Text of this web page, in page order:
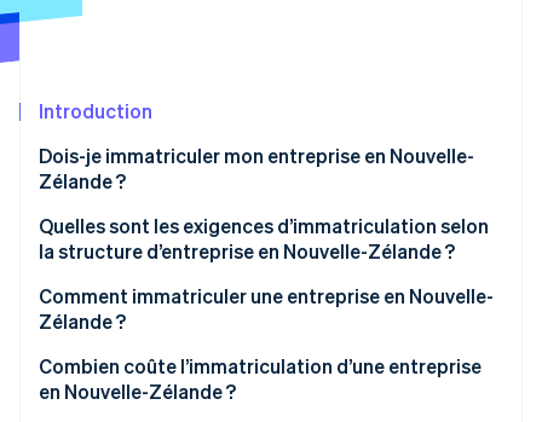
Découvrez les prochaines évolutions
Atlas
Climate
Élimination du carbone
Identity
Vérification de l'identité
Stripe Sessions 2026
Partenaires
Introduction
Dois-je immatriculer mon entreprise en Nouvelle-
Zélande ?
Quelles sont les exigences d’immatriculation selon
la structure d’entreprise en Nouvelle-Zélande ?
Entrepreneur individuel
Entreprise
Comment immatriculer une entreprise en Nouvelle-
Zélande ?
Réserver un nom d’entreprise
Combien coûte l’immatriculation d’une entreprise
en Nouvelle-Zélande ?